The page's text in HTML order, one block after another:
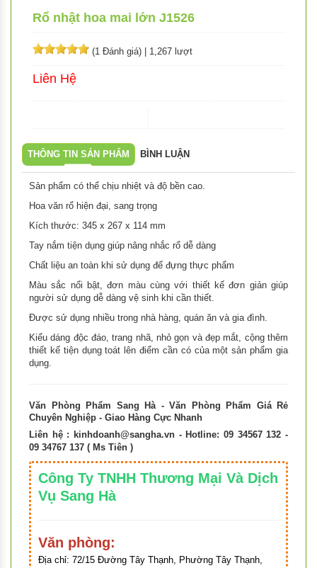
Rổ nhật hoa mai lớn J1526
(1 Đánh giá) 1,267 lượt
Liên Hệ
THÔNG TIN SẢN PHẨM BÌNH LUẬN
Sản phẩm có thể chịu nhiệt và độ bền cao.
Hoa văn rổ hiện đại, sang trọng
Kích thước: 345 x 267 x 114 mm
Tay nắm tiện dụng giúp nâng nhắc rổ dễ dàng
Chất liệu an toàn khi sử dụng để đựng thực phẩm
Màu sắc nổi bật, đơn màu cùng với thiết kế đơn giản giúp
người sử dụng dễ dàng vệ sinh khi cần thiết.
Được sử dụng nhiều trong nhà hàng, quán ăn và gia đình.
Kiểu dáng độc đáo, trang nhã, nhỏ gọn và đẹp mắt, cộng thêm
thiết kế tiện dụng toát lên điểm cần có của một sản phẩm gia
dụng.
Văn Phòng Phẩm Sang Hà - Văn Phòng Phẩm Giá Rẻ
Chuyên Nghiệp - Giao Hàng Cực Nhanh
Liên hệ : kinhdoanh@sangha.vn - Hotline: 09 34567 132 -
09 34767 137 ( Ms Tiên )
Công Ty TNHH Thương Mại Và Dịch
Vụ Sang Hà
Văn phòng:
Địa chỉ: 72/15 Đường Tây Thạnh, Phường Tây Thạnh,